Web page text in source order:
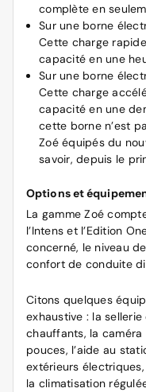
complète en
Sur une borne
Cette charge
capacité en une
Sur une borne
Cette charge
capacité en une
cette borne n’est
Zoé équipés du
savoir, depuis le
Options et
La gamme Zoé
l’Intens et l’Edition
concerné, le niveau
confort de conduite
Citons quelques
exhaustive : la
chauffants, la caméra
pouces, l’aide au
extérieurs
la climatisation